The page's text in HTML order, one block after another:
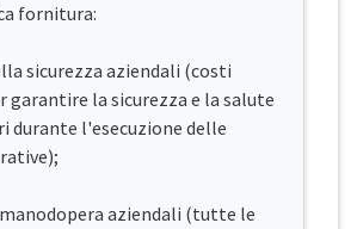
fornitura:
sicurezza aziendali (costi
garantire la sicurezza e la salute
durante l'esecuzione delle
aziendali (tutte le